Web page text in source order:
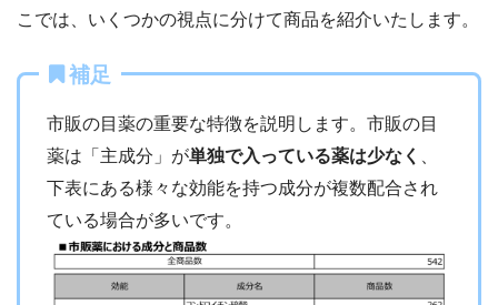
こでは、いくつかの視点に分けて商品を紹介いたします。
補足
市販の目薬の重要な特徴を説明します。市販の目
薬は「主成分」が単独で入っている薬は少なく
下表にある様々な効能を持つ成分が複数配合され
ている場合が多いです。